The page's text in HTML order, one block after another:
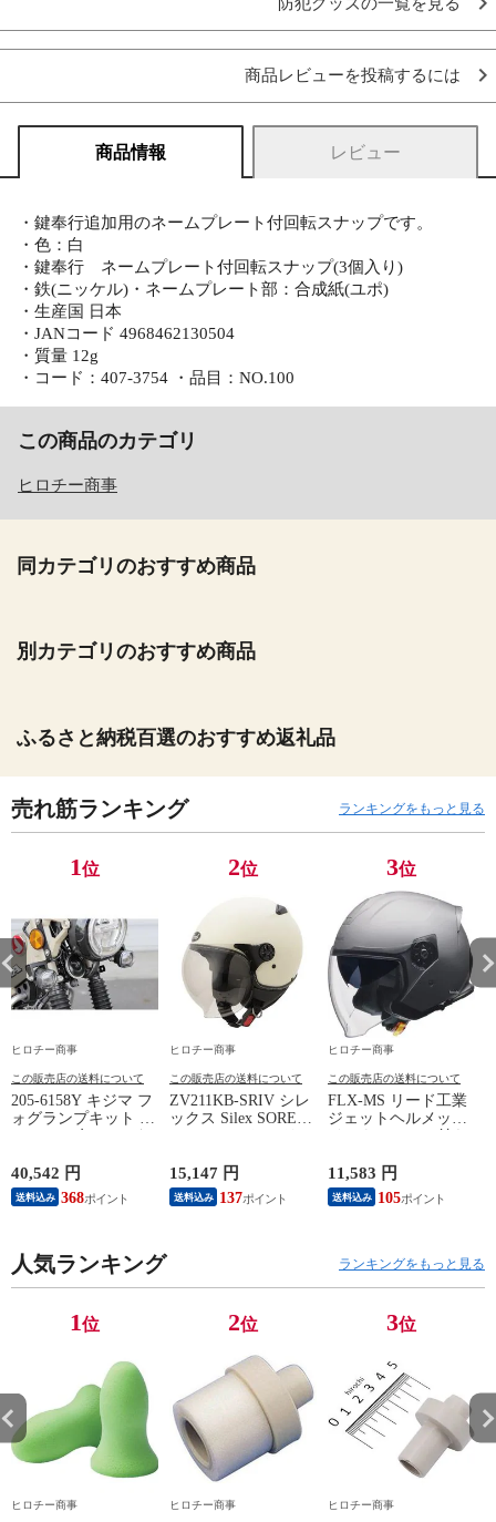
商品レビューを投稿するには
商品情報 レビュー
・鍵奉行追加用のネームプレート付回転スナップです。
・色：白
・鍵奉行 ネームプレート付回転スナップ(3個入り)
・鉄(ニッケル)・ネームプレート部：合成紙(ユポ)
・生産国 日本
・JANコード 4968462130504
・質量 12g
・コード：407-3754 ・品目：NO.100
この商品のカテゴリ
ヒロチー商事
同カテゴリのおすすめ商品
別カテゴリのおすすめ商品
ふるさと納税百選のおすすめ返礼品
売れ筋ランキング ランキングをもっと見る
1位
ヒロチー商事
この販売店の送料について
205-6158Y キジマ フ
ォグランプキット イ
JA55/8BJ-JA65)
40,542 円
送料込み 368
2位
ヒロチー商事
この販売店の送料について
ZV211KB-SRIV シレ
ックス Silex SOREL-
アイボリー
15,147 円
送料込み 137
3位
ヒロチー商事
この販売店の送料について
FLX-MS リード工業
ジェットヘルメット
サイズ
11,583 円
送料込み 105
人気ランキング ランキングをもっと見る
1位
ヒロチー商事
2位
ヒロチー商事
3位
ヒロチー商事